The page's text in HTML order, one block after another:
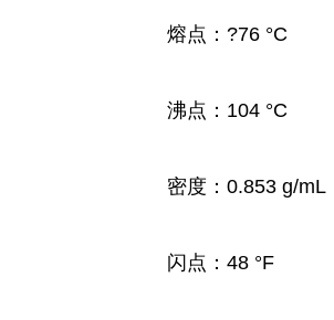
熔点： ?76 °C
沸点： 104 °C
密度： 0.853 g/mL
闪点： 48 °F